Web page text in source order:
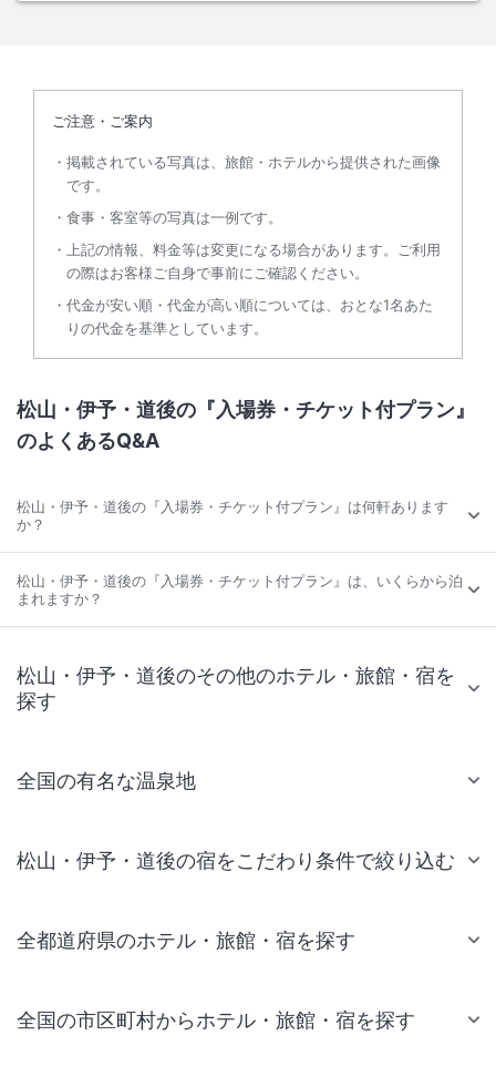
ご注意・ご案内
掲載されている写真は、旅館・ホテルから提供された画像
です。
食事・客室等の写真は一例です。
上記の情報、料金等は変更になる場合があります。ご利用
の際はお客様ご自身で事前にご確認ください。
代金が安い順・代金が高い順については、おとな1名あた
りの代金を基準としています。
松山・伊予・道後の『入場券・チケット付プラン』
のよくあるQ&A
松山・伊予・道後の『入場券・チケット付プラン』は何軒あります
か？
松山・伊予・道後の『入場券・チケット付プラン』は、いくらから泊
まれますか？
松山・伊予・道後のその他のホテル・旅館・宿を
探す
全国の有名な温泉地
松山・伊予・道後の宿をこだわり条件で絞り込む
全都道府県のホテル・旅館・宿を探す
全国の市区町村からホテル・旅館・宿を探す